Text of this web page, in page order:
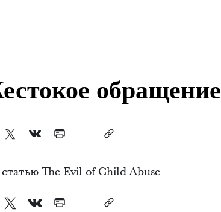
обращение
The Evil of Child Abuse